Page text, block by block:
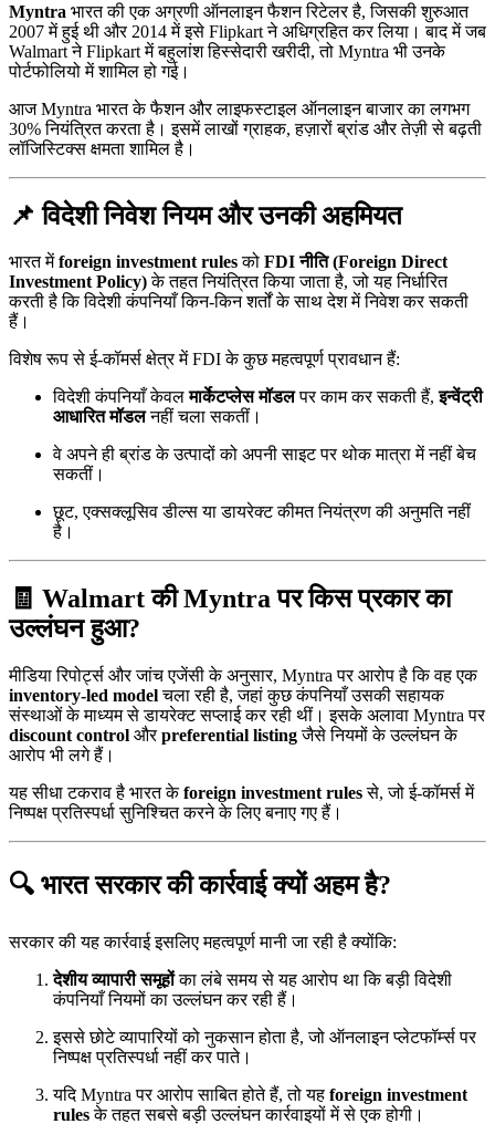
Myntra भारत की एक अग्रणी ऑनलाइन फैशन रिटेलर है, जिसकी शुरुआत
2007 में हुई थी और 2014 में इसे Flipkart ने अधिग्रहित कर लिया। बाद में जब
Walmart ने Flipkart में बहुलांश हिस्सेदारी खरीदी, तो Myntra भी उनके
पोर्टफोलियो में शामिल हो गई।
आज Myntra भारत के फैशन और लाइफस्टाइल ऑनलाइन बाजार का लगभग
30% नियंत्रित करता है। इसमें लाखों ग्राहक, हज़ारों ब्रांड और तेज़ी से बढ़ती
लॉजिस्टिक्स क्षमता शामिल है।
📌 विदेशी निवेश नियम और उनकी अहमियत
भारत मेंforeign investment rulesको FDI नीति (Foreign Direct
Investment Policy)के तहत नियंत्रित किया जाता है, जो यह निर्धारित
करती है कि विदेशी कंपनियाँ किन-किन शर्तों के साथ देश में निवेश कर सकती
हैं।
विशेष रूप से ई-कॉमर्स क्षेत्र में FDI के कुछ महत्वपूर्ण प्रावधान हैं:
विदेशी कंपनियाँ केवलमार्केटप्लेस मॉडलपर काम कर सकती हैं,इन्वेंट्री
आधारित मॉडलनहीं चला सकतीं।
वे अपने ही ब्रांड के उत्पादों को अपनी साइट पर थोक मात्रा में नहीं बेच
सकतीं।
छूट, एक्सक्लूसिव डील्स या डायरेक्ट कीमत नियंत्रण की अनुमति नहीं
है।
🧾 Walmart की Myntra पर किस प्रकार का
उल्लंघन हुआ?
मीडिया रिपोर्ट्स और जांच एजेंसी के अनुसार, Myntra पर आरोप है कि वह एक
inventory-led modelचला रही है, जहां कुछ कंपनियाँ उसकी सहायक
संस्थाओं के माध्यम से डायरेक्ट सप्लाई कर रही थीं। इसके अलावा Myntra पर
discount control औरpreferential listingजैसे नियमों के उल्लंघन के
आरोप भी लगे हैं।
यह सीधा टकराव है भारत केforeign investment rulesसे, जो ई-कॉमर्स में
निष्पक्ष प्रतिस्पर्धा सुनिश्चित करने के लिए बनाए गए हैं।
🔍 भारत सरकार की कार्रवाई क्यों अहम है?
सरकार की यह कार्रवाई इसलिए महत्वपूर्ण मानी जा रही है क्योंकि:
देशीय व्यापारी समूहोंका लंबे समय से यह आरोप था कि बड़ी विदेशी
कंपनियाँ नियमों का उल्लंघन कर रही हैं।
इससे छोटे व्यापारियों को नुकसान होता है, जो ऑनलाइन प्लेटफॉर्म्स पर
निष्पक्ष प्रतिस्पर्धा नहीं कर पाते।
यदि Myntra पर आरोप साबित होते हैं, तो यह foreign investment
rulesके तहत सबसे बड़ी उल्लंघन कार्रवाइयों में से एक होगी।